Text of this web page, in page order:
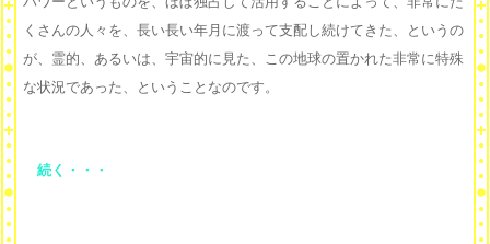
くさんの人々を、長い長い年月に渡って支配し続けてきた、というの
が、霊的、あるいは、宇宙的に見た、この地球の置かれた非常に特殊
な状況であった、ということなのです。
続く・・・